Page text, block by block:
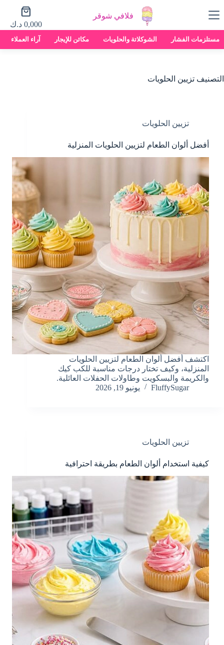
إلى
فلافي شوقر
عربة
التسوق0,000 د.ك
مستلزمات الفشار الشوكلاتة والحلويات مكائن للإيجار آراء العملاء
التصنيف تزيين الحلويات
تزيين الحلويات
أفضل ألوان الطعام لتزيين الحلويات المنزلية
اكتشف أفضل ألوان الطعام لتزيين الحلويات
المنزلية، وكيف تختار درجات مناسبة للكب كيك
والكريمة والبسكويت وطاولات الحفلات العائلية.
FluffySugar
يونيو 19, 2026
تزيين الحلويات
كيفية استخدام ألوان الطعام بطريقة احترافية